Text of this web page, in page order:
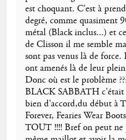
est choquant. C'est à
degré, comme quasiment
métal (Black inclus...) et
de Clisson il me semble
sont pas venus là de force.
ont amenés là de leur
Donc où est le problème
BLACK SABBATH c'était
bien d'accord,du début à
Forever, Fearies Wear
TOUT !!!! Bref on peut ne